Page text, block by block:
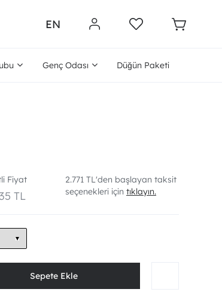
EN
Genç Odası Düğün Paketi
Fiyat
TL
2.771 TL'den başlayan taksit
seçenekleri için tıklayın.